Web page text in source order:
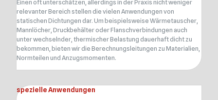
Einen oft unterschätzen, allerdings in der Praxis nicht weniger
relevanter Bereich stellen die vielen Anwendungen von
statischen Dichtungen dar. Um beispielsweise Wärmetauscher,
Mannlöcher, Druckbehälter oder Flanschverbindungen auch
unter wechselnder, thermischer Belastung dauerhaft dicht zu
bekommen, bieten wir die Berechnungsleitungen zu Materialien,
Normteilen und Anzugsmomenten.
spezielle Anwendungen